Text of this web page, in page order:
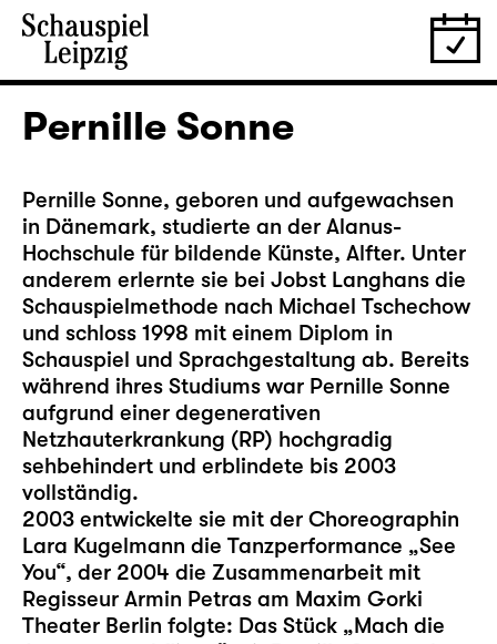
Pernille Sonne
Pernille Sonne, geboren und aufgewachsen
in Dänemark, studierte an der Alanus-
Hochschule für bildende Künste, Alfter. Unter
anderem erlernte sie bei Jobst Langhans die
Schauspielmethode nach Michael Tschechow
und schloss 1998 mit einem Diplom in
Schauspiel und Sprachgestaltung ab. Bereits
während ihres Studiums war Pernille Sonne
aufgrund einer degenerativen
Netzhauterkrankung (RP) hochgradig
sehbehindert und erblindete bis 2003
vollständig.
2003 entwickelte sie mit der Choreographin
Lara Kugelmann die Tanzperformance „See
You“, der 2004 die Zusammenarbeit mit
Regisseur Armin Petras am Maxim Gorki
Theater Berlin folgte: Das Stück „Mach die